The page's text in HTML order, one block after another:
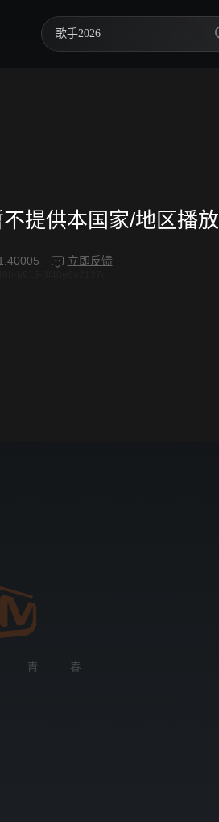
歌手2026
妻子的浪漫旅行2026
提供本国家/地区播放
立即反馈